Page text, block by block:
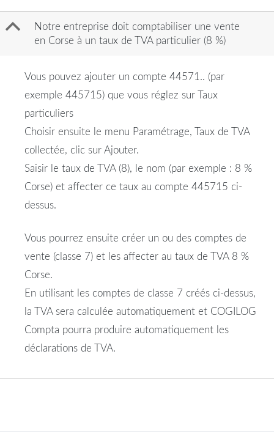
B
Notre entreprise doit comptabiliser une vente
en Corse à un taux de TVA particulier (8 %)
Vous pouvez ajouter un compte 44571.. (par
exemple 445715) que vous réglez sur Taux
particuliers
Choisir ensuite le menu Paramétrage, Taux de TVA
collectée, clic sur Ajouter.
Saisir le taux de TVA (8), le nom (par exemple : 8 %
Corse) et affecter ce taux au compte 445715 ci-
dessus.
Vous pourrez ensuite créer un ou des comptes de
vente (classe 7) et les affecter au taux de TVA 8 %
Corse.
En utilisant les comptes de classe 7 créés ci-dessus,
la TVA sera calculée automatiquement et COGILOG
Compta pourra produire automatiquement les
déclarations de TVA.